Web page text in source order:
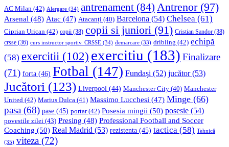
AC Milan (42) Alergare (34) antrenament (84) Antrenor(97)
Arsenal (48) Atac (47) Atacanți (40) Barcelona (54) Chelsea (61)
Ciprian Urican (42) copii (38) copii si juniori (91) Cristian Sandor (38)
crsse (36) curs instructor sportiv. CRSSE (34) demarcare (33) dribling (42) echipă
(58) exercitii (102) exercitiu (183) Finalizare
(71) forta (46) Fotbal (147) Fundași (52) jucător(53)
Jucători (123) Liverpool (44) Manchester City (40) Manchester
United (42) Marius Dulca (41) Massimo Lucchesi (47) Minge (66)
pasa (68) pase (45) portar(42) Posesia mingii (50) posesie (54)
povestile zilei (43) Presing (48) Professional Football and Soccer
Coaching (50) Real Madrid (53) rezistenta (45) tactica (58) Tehnică
(35) viteza (72)